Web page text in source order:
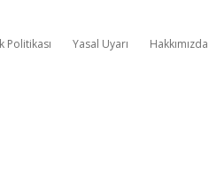
Politikası Yasal Uyarı Hakkımızda